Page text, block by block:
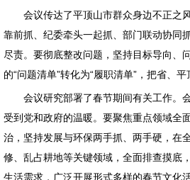
会议传达了平顶山市群众身边不正之
靠前抓、纪委牵头一起抓、部门联动协同
尽责。要彻底整改问题，坚持目标导向、
的“问题清单”转化为“履职清单”，把省、
会议研究部署了春节期间有关工作。
受到党和政府的温暖。要聚焦重点领域全
治，坚持发展与环保两手抓、两手硬，在
修、乱占耕地等关键领域，全面排查摸底
生活需求，广泛开展形式多样的春节文化